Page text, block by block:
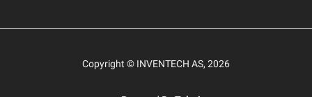
Copyright © INVENTECH AS, 2026